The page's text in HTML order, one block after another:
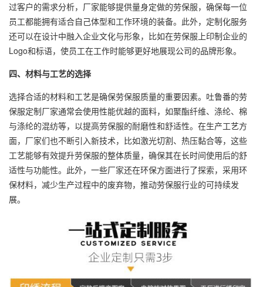
过客户的需求分析，厂家能够提供量身定做的劳保服，确保每一位
员工都能拥有适合自己体型和工作环境的装备。此外，定制化服务
还可以在设计中融入企业文化与形象，比如在劳保服上印制企业的
Logo和标语，使员工在工作时能够更好地展现公司的品牌形象。
四、材料与工艺的选择
选择合适的材料和工艺是确保劳保服质量的重要因素。吐鲁番的劳
保服定制厂家通常会使用性能优越的面料，如聚酯纤维、涤纶、棉
与涤纶的混纺等，以提高劳保服的耐磨性和舒适性。在生产工艺方
面，厂家们也不断引入新技术，比如激光切割、热压黏合等，这些
工艺能够有效提升劳保服的整体质量，确保其在长时间使用后的舒
适性与功能性。此外，一些厂家还在环保方面进行了探索，采用环
保材料，减少生产过程中的废弃物，推动劳保服行业的可持续发
展。